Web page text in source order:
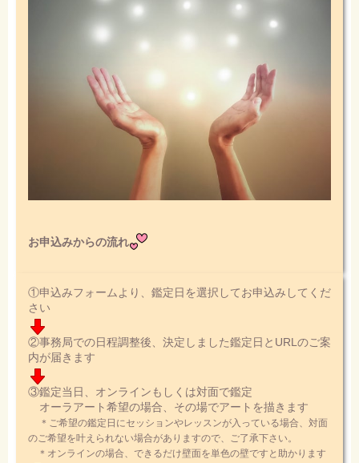
お申込みからの流れ
①申込みフォームより、鑑定日を選択してお申込みしてくだ
さい
②事務局での日程調整後、決定しました鑑定日とURLのご案
内が届きます
③鑑定当日、オンラインもしくは対面で鑑定
オーラアート希望の場合、その場でアートを描きます
＊ご希望の鑑定日にセッションやレッスンが入っている場合、対面
のご希望を叶えられない場合がありますので、ご了承下さい。
＊オンラインの場合、できるだけ壁面を単色の壁ですと助かります